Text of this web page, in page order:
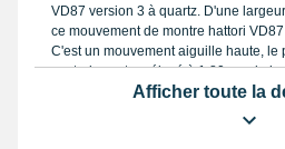
VD87 version 3 à quartz. D'une
ce mouvement de montre hattori
C'est un mouvement aiguille haute, le
centrales est surélevé à 1,80mm de
horotec pour aiguilles 0,8 mmadaptez
Afficher toute la